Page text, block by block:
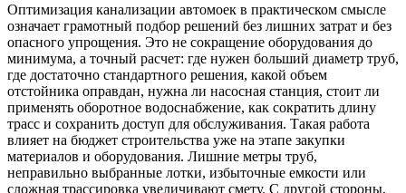
Оптимизация канализации автомоек в практическом смысле
означает грамотный подбор решений без лишних затрат и без
опасного упрощения. Это не сокращение оборудования до
минимума, а точный расчет: где нужен больший диаметр труб,
где достаточно стандартного решения, какой объем
отстойника оправдан, нужна ли насосная станция, стоит ли
применять оборотное водоснабжение, как сократить длину
трасс и сохранить доступ для обслуживания. Такая работа
влияет на бюджет строительства уже на этапе закупки
материалов и оборудования. Лишние метры труб,
неправильно выбранные лотки, избыточные емкости или
сложная трассировка увеличивают смету. С другой стороны,